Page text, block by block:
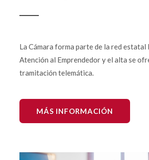
La Cámara forma parte de la red estatal
Atención al Emprendedor y el alta se
tramitación telemática.
MÁS INFORMACIÓN